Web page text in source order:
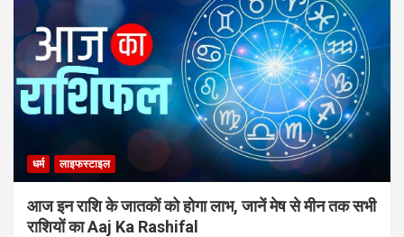
धर्म लाइफस्टाइल
आज इन राशि के जातकों को होगा लाभ, जानें मेष से मीन तक सभी
राशियों का Aaj Ka Rashifal